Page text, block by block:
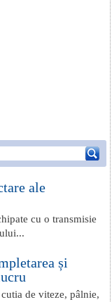
ale
cu o transmisie
și
de viteze, pâlnie,